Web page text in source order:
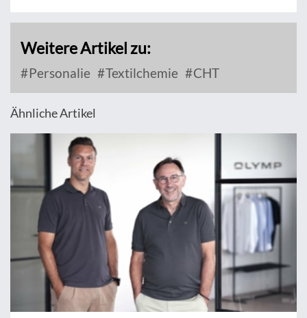
Weitere Artikel zu:
Personalie Textilchemie CHT
Ähnliche Artikel